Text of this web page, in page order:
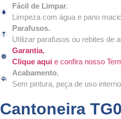
Fácil de Limpar.
Limpeza com água e pano
Parafusos.
Utilizar parafusos ou rebites de
Garantia.
Clique aqui e confira nosso
Acabamento.
Sem pintura, peça de uso
Cantoneira